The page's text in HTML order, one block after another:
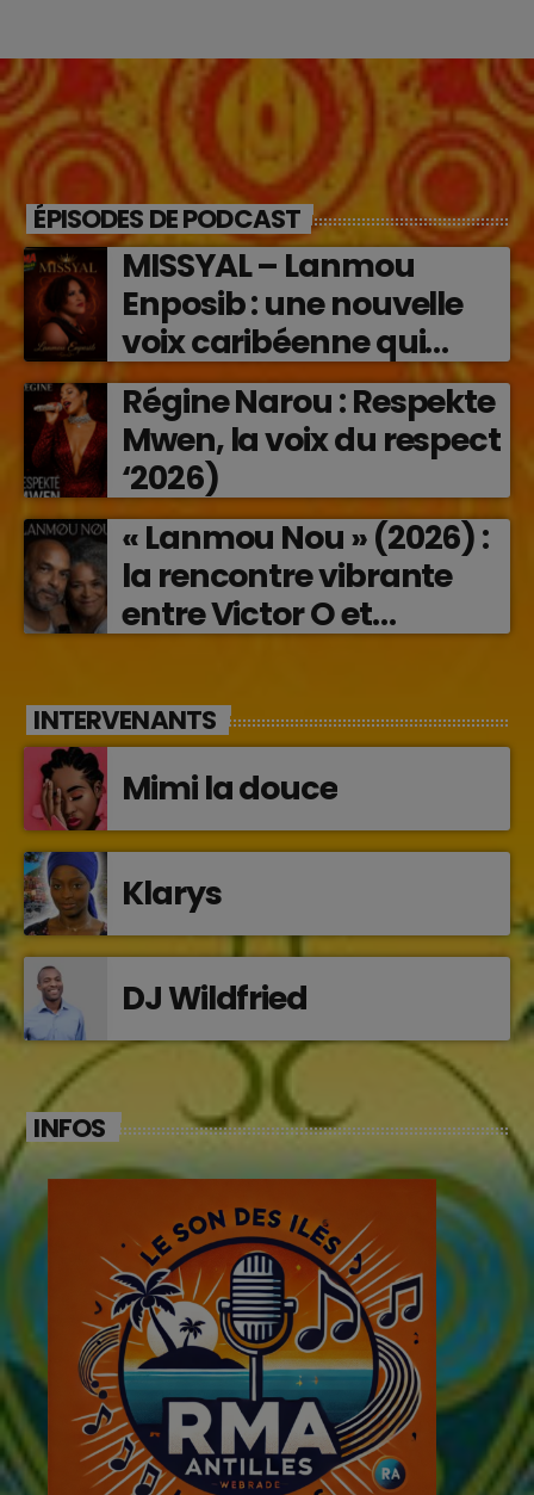
ÉPISODES DE PODCAST
MISSYAL – Lanmou
Enposib : une nouvelle
voix caribéenne qui
transforme les émotions
en musique (2026)
Régine Narou : Respekte
Mwen, la voix du respect
‘2026)
« Lanmou Nou » (2026) :
la rencontre vibrante
entre Victor O et
INTERVENANTS
Mimi la douce
Klarys
DJ Wildfried
INFOS